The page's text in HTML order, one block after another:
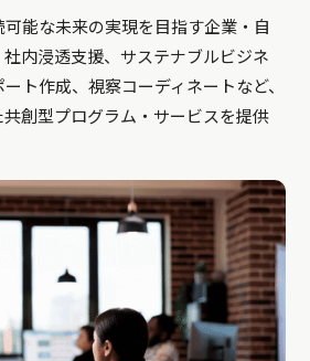
能な未来の実現を目指す企業・自
内浸透支援、サステナブルビジネ
ト作成、視察コーディネートなど、
創型プログラム・サービスを提供